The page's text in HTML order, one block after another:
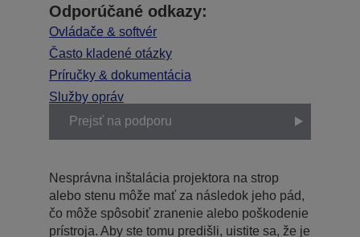
Odporúčané odkazy:
Ovládače & softvér
Často kladené otázky
Príručky & dokumentácia
Služby opráv
Prejsť na podporu
Nesprávna inštalácia projektora na strop
alebo stenu môže mať za následok jeho pád,
čo môže spôsobiť zranenie alebo poškodenie
prístroja. Aby ste tomu predišli, uistite sa, že je